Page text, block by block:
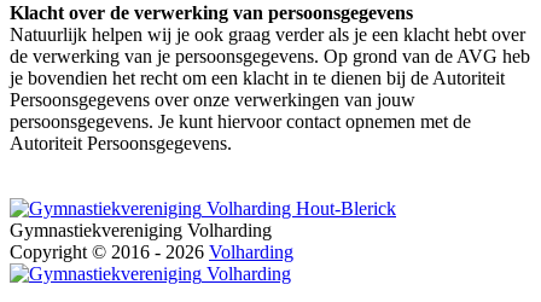
Klacht over de verwerking van persoonsgegevens
Natuurlijk helpen wij je ook graag verder als je een klacht hebt over
de verwerking van je persoonsgegevens. Op grond van de AVG heb
je bovendien het recht om een klacht in te dienen bij de Autoriteit
Persoonsgegevens over onze verwerkingen van jouw
persoonsgegevens. Je kunt hiervoor contact opnemen met de
Autoriteit Persoonsgegevens.
Volharding Hout-Blerick
Gymnastiekvereniging Volharding
Copyright © 2016 - 2026 Volharding
Volharding